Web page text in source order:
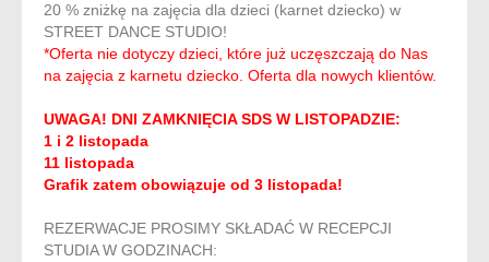
20 % zniżkę na zajęcia dla dzieci (karnet dziecko) w
STREET DANCE STUDIO!
*Oferta nie dotyczy dzieci, które już uczęszczają do Nas
na zajęcia z karnetu dziecko. Oferta dla nowych klientów.
UWAGA! DNI ZAMKNIĘCIA SDS W LISTOPADZIE:
1 i 2 listopada
11 listopada
Grafik zatem obowiązuje od 3 listopada!
REZERWACJE PROSIMY SKŁADAĆ W RECEPCJI
STUDIA W GODZINACH: